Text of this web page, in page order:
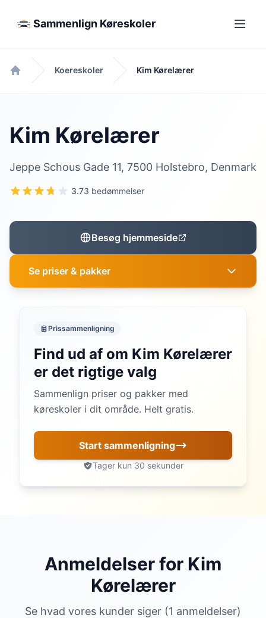
Sammenlign Køreskoler
Forside
Koereskoler Kim Kørelærer
Kim Kørelærer
Jeppe Schous Gade 11, 7500 Holstebro, Denmark
3.73 bedømmelser
Besøg hjemmeside
Se priser & pakker
Prissammenligning
Find ud af om Kim Kørelærer
er det rigtige valg
Sammenlign priser og pakker med
køreskoler i dit område. Helt gratis.
Start sammenligning
Tager kun 30 sekunder
Anmeldelser for Kim
Kørelærer
Se hvad vores kunder siger (1 anmeldelser)